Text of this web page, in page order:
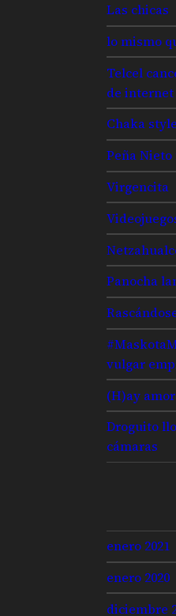
Las chicas
lo mismo
Telcel
de
Chaka
Peña Nieto
Virgencita
Panocha
vulgar
(H)ay
Droguito
cámaras
enero 2021
enero 2020
diciembre